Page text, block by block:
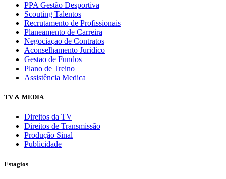
PPA Gestão Desportiva
Scouting Talentos
Recrutamento de Profissionais
Planeamento de Carreira
Negociaçao de Contratos
Aconselhamento Juridico
Gestao de Fundos
Plano de Treino
Assistência Medica
TV & MEDIA
Direitos da TV
Direitos de Transmissão
Produção Sinal
Publicidade
Estagios